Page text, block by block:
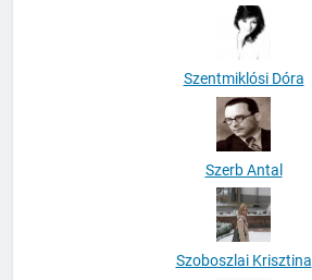
Szentmiklósi Dóra
Szerb Antal
Szoboszlai Krisztina